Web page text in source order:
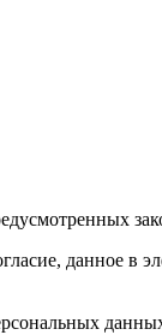
данное в